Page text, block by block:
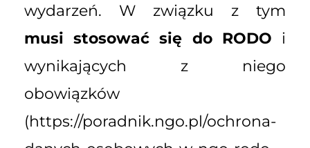
wydarzeń. W związku z tym
musi stosować się do RODO i
wynikających z niego
obowiązków
(https://poradnik.ngo.pl/ochrona-